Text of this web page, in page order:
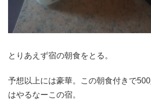
とりあえず宿の朝食をとる。
予想以上には豪華。この朝食付きで500
はやるなーこの宿。